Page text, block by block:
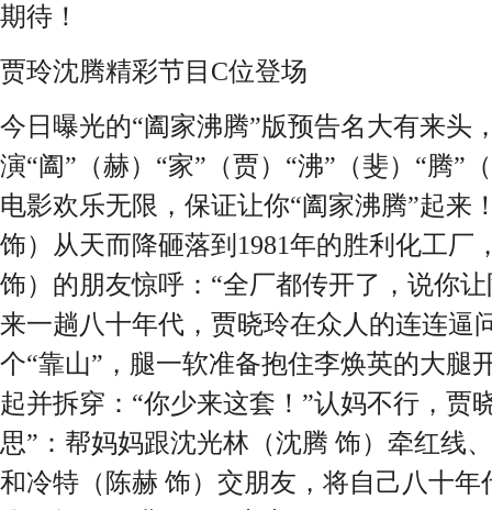
期待！
贾玲沈腾精彩节目C位登场
今日曝光的“阖家沸腾”版预告名大有来头
演“阖”（赫）“家”（贾）“沸”（斐）“腾”
电影欢乐无限，保证让你“阖家沸腾”起来
饰）从天而降砸落到1981年的胜利化工厂
饰）的朋友惊呼：“全厂都传开了，说你
来一趟八十年代，贾晓玲在众人的连连逼
个“靠山”，腿一软准备抱住李焕英的大腿
起并拆穿：“你少来这套！”认妈不行，贾
思”：帮妈妈跟沈光林（沈腾 饰）牵红线
和冷特（陈赫 饰）交朋友，将自己八十